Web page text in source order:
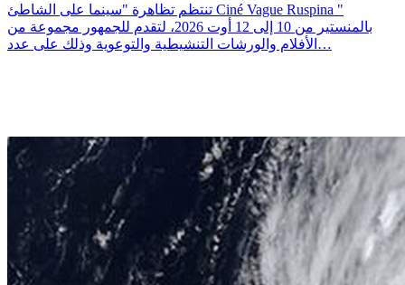
تنتظم تظاهرة "سينما على الشاطئ Ciné Vague Ruspina "
بالمنستير من 10 إلى 12 أوت 2026، لتقدم للجمهور مجموعة من
الأفلام والورشات التنشيطية والتوعوية وذلك على عدد…